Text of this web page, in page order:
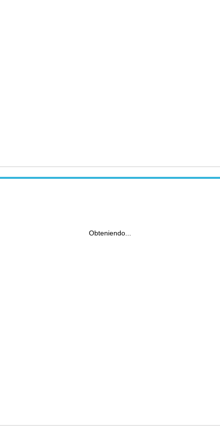
Obteniendo...